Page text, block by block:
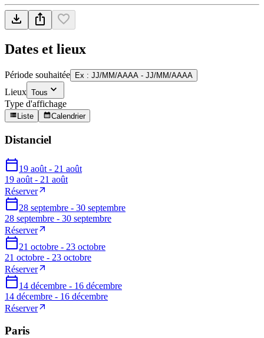
Dates et lieux
Période souhaitée Ex : JJ/MM/AAAA - JJ/MM/AAAA
Lieux Tous
Type d'affichage
Liste Calendrier
Distanciel
19 août - 21 août
19 août - 21 août
Réserver
28 septembre - 30 septembre
28 septembre - 30 septembre
Réserver
21 octobre - 23 octobre
21 octobre - 23 octobre
Réserver
14 décembre - 16 décembre
14 décembre - 16 décembre
Réserver
Paris